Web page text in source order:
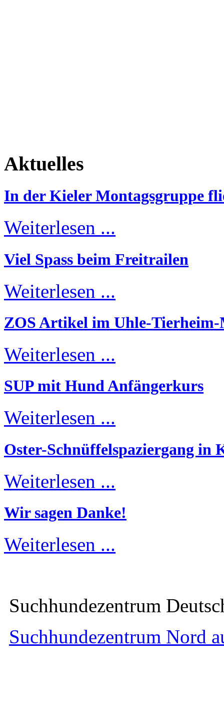
Aktuelles
In der Kieler Montagsgruppe
Weiterlesen ...
Viel Spass beim Freitrailen
Weiterlesen ...
ZOS Artikel im Uhle-Tierheim-
Weiterlesen ...
SUP mit Hund Anfängerkurs
Weiterlesen ...
Oster-Schnüffelspaziergang in
Weiterlesen ...
Wir sagen Danke!
Weiterlesen ...
Suchhundezentrum
Suchhundezentrum Nord